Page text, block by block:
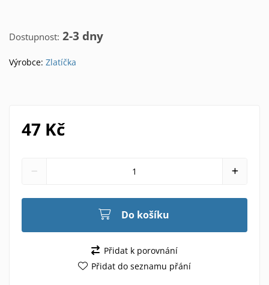
Dostupnost: 2-3 dny
Výrobce: Zlatíčka
47 Kč
Do košíku
Přidat k porovnání
Přidat do seznamu přání